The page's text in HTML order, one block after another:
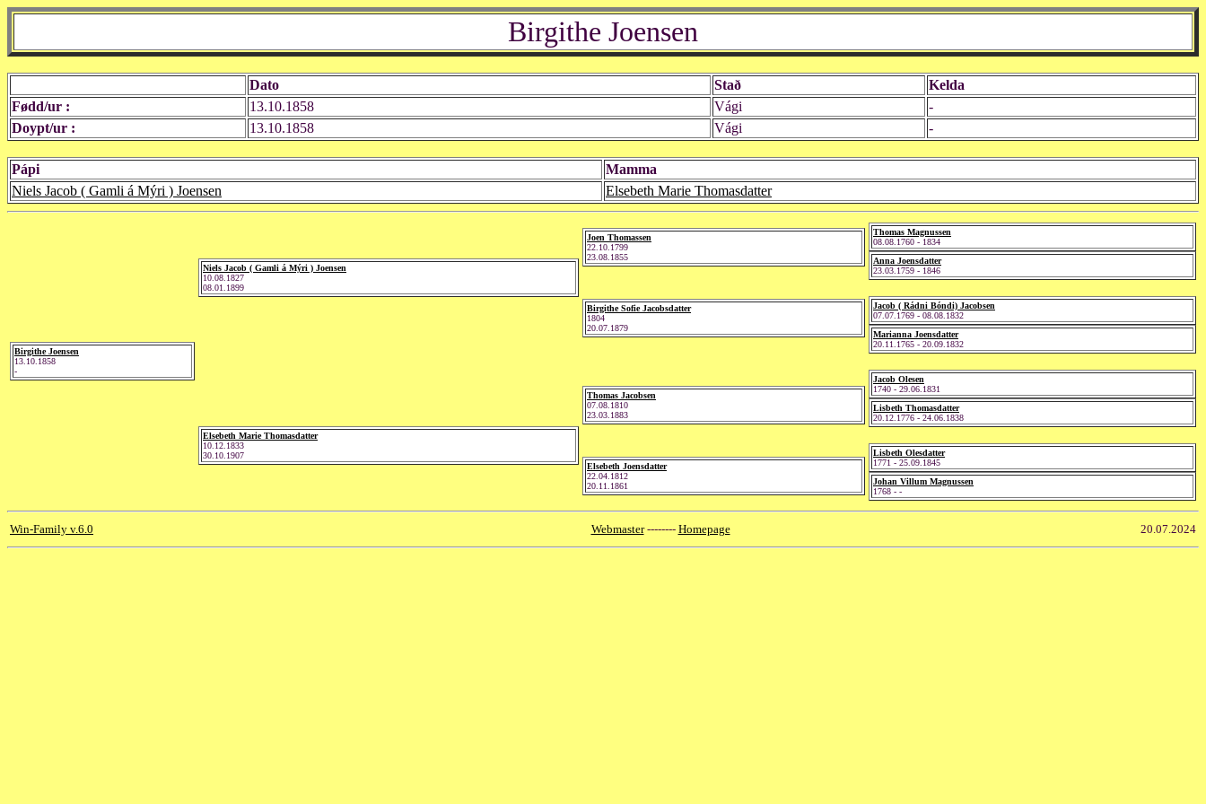
Birgithe Joensen
Dato Stað
Kelda
Fødd/ur :
13.10.1858 Vági
-
Doypt/ur :
13.10.1858 Vági -
Pápi
Mamma
Niels Jacob ( Gamli á Mýri ) Joensen
Elsebeth Marie Thomasdatter
Birgithe Joensen
13.10.1858
-
Niels Jacob ( Gamli á Mýri ) Joensen
10.08.1827
08.01.1899
Elsebeth Marie Thomasdatter
10.12.1833
30.10.1907
Joen Thomassen
22.10.1799
23.08.1855
Birgithe Sofie Jacobsdatter
1804
20.07.1879
Thomas Jacobsen
07.08.1810
23.03.1883
Elsebeth Joensdatter
22.04.1812
20.11.1861
Thomas Magnussen
08.08.1760 - 1834
Anna Joensdatter
23.03.1759 - 1846
Jacob ( Rádni Bóndi) Jacobsen
07.07.1769 - 08.08.1832
Marianna Joensdatter
20.11.1765 - 20.09.1832
Jacob Olesen
1740 - 29.06.1831
Lisbeth Thomasdatter
20.12.1776 - 24.06.1838
Lisbeth Olesdatter
1771 - 25.09.1845
Johan Villum Magnussen
1768 - -
Win-Family v.6.0 Webmaster-------- Homepage 20.07.2024